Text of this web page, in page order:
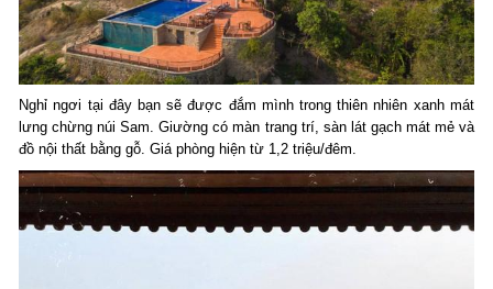
Nghỉ ngơi tại đây bạn sẽ được đắm mình trong thiên nhiên xanh mát
lưng chừng núi Sam. Giường có màn trang trí, sàn lát gạch mát mẻ và
đồ nội thất bằng gỗ. Giá phòng hiện từ 1,2 triệu/đêm.